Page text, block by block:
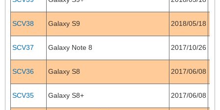
SCV38 Galaxy S9 2018/05/18
SCV37 Galaxy Note 8 2017/10/26
SCV36 Galaxy S8 2017/06/08
SCV35 Galaxy S8+ 2017/06/08